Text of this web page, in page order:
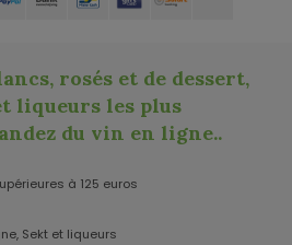
rosés et de dessert,
liqueurs les plus
du vin en ligne..
à 125 euros
Sekt et liqueurs